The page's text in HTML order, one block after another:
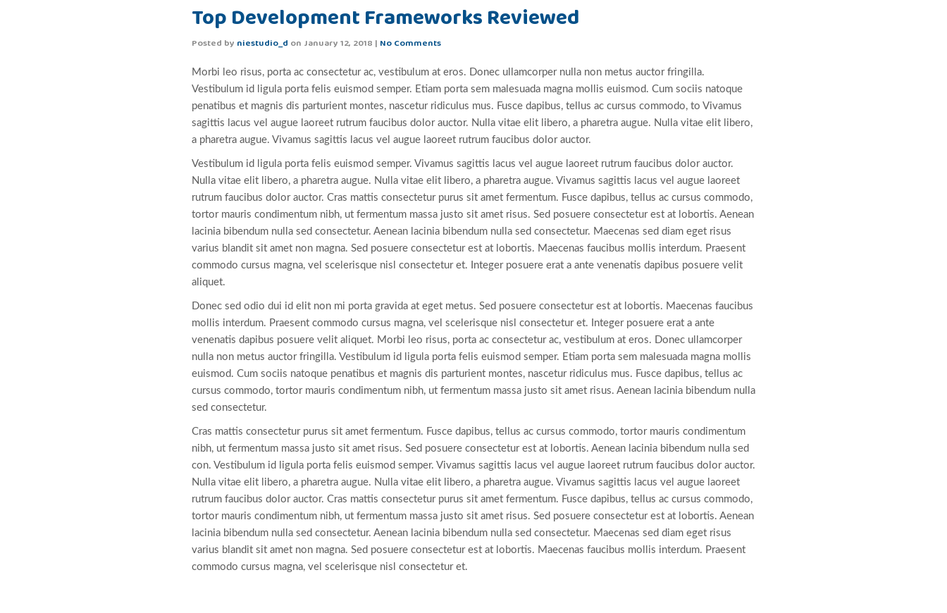
Top Development Frameworks Reviewed
Posted by niestudio_d on January 12, 2018 | No Comments
Morbi leo risus, porta ac consectetur ac, vestibulum at eros. Donec ullamcorper nulla non metus auctor fringilla.
Vestibulum id ligula porta felis euismod semper. Etiam porta sem malesuada magna mollis euismod. Cum sociis natoque
penatibus et magnis dis parturient montes, nascetur ridiculus mus. Fusce dapibus, tellus ac cursus commodo, to Vivamus
sagittis lacus vel augue laoreet rutrum faucibus dolor auctor. Nulla vitae elit libero, a pharetra augue. Nulla vitae elit libero,
a pharetra augue. Vivamus sagittis lacus vel augue laoreet rutrum faucibus dolor auctor.
Vestibulum id ligula porta felis euismod semper. Vivamus sagittis lacus vel augue laoreet rutrum faucibus dolor auctor.
Nulla vitae elit libero, a pharetra augue. Nulla vitae elit libero, a pharetra augue. Vivamus sagittis lacus vel augue laoreet
rutrum faucibus dolor auctor. Cras mattis consectetur purus sit amet fermentum. Fusce dapibus, tellus ac cursus commodo,
tortor mauris condimentum nibh, ut fermentum massa justo sit amet risus. Sed posuere consectetur est at lobortis. Aenean
lacinia bibendum nulla sed consectetur. Aenean lacinia bibendum nulla sed consectetur. Maecenas sed diam eget risus
varius blandit sit amet non magna. Sed posuere consectetur est at lobortis. Maecenas faucibus mollis interdum. Praesent
commodo cursus magna, vel scelerisque nisl consectetur et. Integer posuere erat a ante venenatis dapibus posuere velit
aliquet.
Donec sed odio dui id elit non mi porta gravida at eget metus. Sed posuere consectetur est at lobortis. Maecenas faucibus
mollis interdum. Praesent commodo cursus magna, vel scelerisque nisl consectetur et. Integer posuere erat a ante
venenatis dapibus posuere velit aliquet. Morbi leo risus, porta ac consectetur ac, vestibulum at eros. Donec ullamcorper
nulla non metus auctor fringilla. Vestibulum id ligula porta felis euismod semper. Etiam porta sem malesuada magna mollis
euismod. Cum sociis natoque penatibus et magnis dis parturient montes, nascetur ridiculus mus. Fusce dapibus, tellus ac
cursus commodo, tortor mauris condimentum nibh, ut fermentum massa justo sit amet risus. Aenean lacinia bibendum nulla
sed consectetur.
Cras mattis consectetur purus sit amet fermentum. Fusce dapibus, tellus ac cursus commodo, tortor mauris condimentum
nibh, ut fermentum massa justo sit amet risus. Sed posuere consectetur est at lobortis. Aenean lacinia bibendum nulla sed
con. Vestibulum id ligula porta felis euismod semper. Vivamus sagittis lacus vel augue laoreet rutrum faucibus dolor auctor.
Nulla vitae elit libero, a pharetra augue. Nulla vitae elit libero, a pharetra augue. Vivamus sagittis lacus vel augue laoreet
rutrum faucibus dolor auctor. Cras mattis consectetur purus sit amet fermentum. Fusce dapibus, tellus ac cursus commodo,
tortor mauris condimentum nibh, ut fermentum massa justo sit amet risus. Sed posuere consectetur est at lobortis. Aenean
lacinia bibendum nulla sed consectetur. Aenean lacinia bibendum nulla sed consectetur. Maecenas sed diam eget risus
varius blandit sit amet non magna. Sed posuere consectetur est at lobortis. Maecenas faucibus mollis interdum. Praesent
commodo cursus magna, vel scelerisque nisl consectetur et.